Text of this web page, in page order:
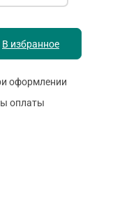
В избранное
оформлении
оплаты